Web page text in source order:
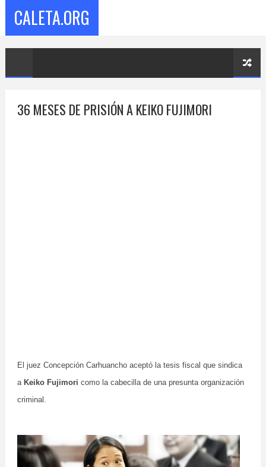
CALETA.ORG
36 MESES DE PRISIÓN A KEIKO FUJIMORI
El juez Concepción Carhuancho aceptó la tesis fiscal que sindica
a Keiko Fujimori como la cabecilla de una presunta organización
criminal.